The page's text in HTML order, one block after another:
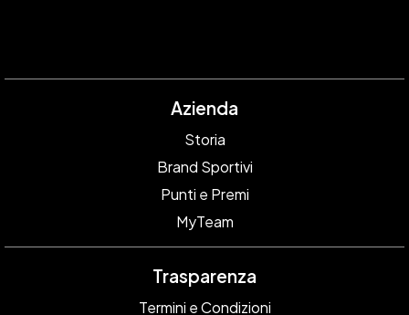
Azienda
Storia
Brand Sportivi
Punti e Premi
MyTeam
Trasparenza
Termini e Condizioni